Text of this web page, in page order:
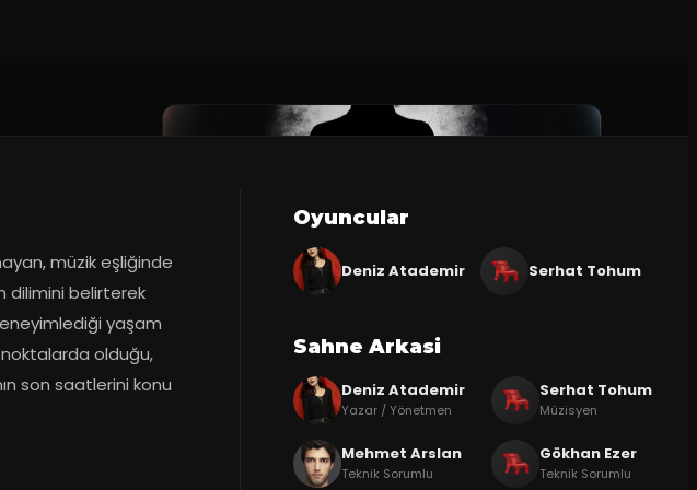
müzik eşliğinde
dilimini belirterek
yaşam
olduğu,
son saatlerini konu
Oyuncular
Deniz Atademir Serhat Tohum
Sahne Arkasi
Deniz Atademir
Yazar / Yönetmen
Serhat Tohum
Müzisyen
Mehmet Arslan
Teknik Sorumlu
Gökhan Ezer
Teknik Sorumlu